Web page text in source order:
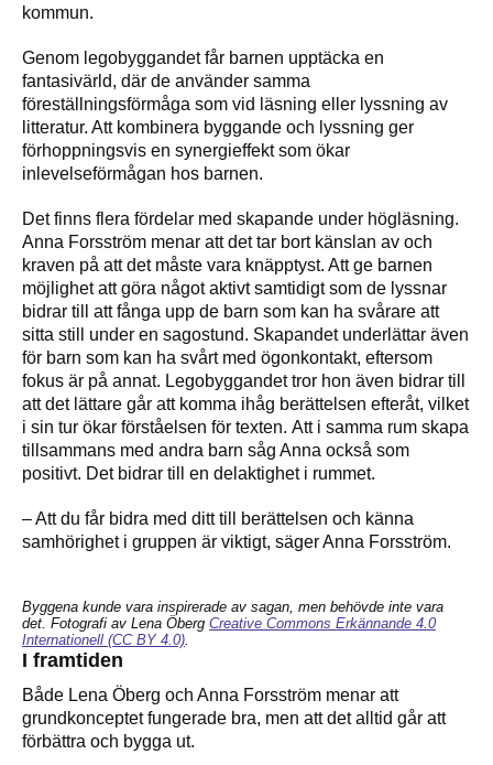
kommun.
Genom legobyggandet får barnen upptäcka en
fantasivärld, där de använder samma
föreställningsförmåga som vid läsning eller lyssning av
litteratur. Att kombinera byggande och lyssning ger
förhoppningsvis en synergieffekt som ökar
inlevelseförmågan hos barnen.
Det finns flera fördelar med skapande under högläsning.
Anna Forsström menar att det tar bort känslan av och
kraven på att det måste vara knäpptyst. Att ge barnen
möjlighet att göra något aktivt samtidigt som de lyssnar
bidrar till att fånga upp de barn som kan ha svårare att
sitta still under en sagostund. Skapandet underlättar även
för barn som kan ha svårt med ögonkontakt, eftersom
fokus är på annat. Legobyggandet tror hon även bidrar till
att det lättare går att komma ihåg berättelsen efteråt, vilket
i sin tur ökar förståelsen för texten. Att i samma rum skapa
tillsammans med andra barn såg Anna också som
positivt. Det bidrar till en delaktighet i rummet.
– Att du får bidra med ditt till berättelsen och känna
samhörighet i gruppen är viktigt, säger Anna Forsström.
Byggena kunde vara inspirerade av sagan, men behövde inte vara
det. Fotografi av Lena Öberg Creative Commons Erkännande 4.0
Internationell (CC BY 4.0)
I framtiden
Både Lena Öberg och Anna Forsström menar att
grundkonceptet fungerade bra, men att det alltid går att
förbättra och bygga ut.